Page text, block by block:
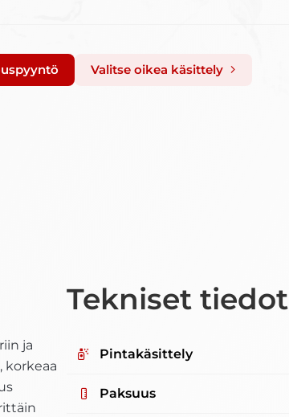
Valitse oikea käsittely
ja
, korkeaa
Tekniset tiedot
Pintakäsittely
Paksuus